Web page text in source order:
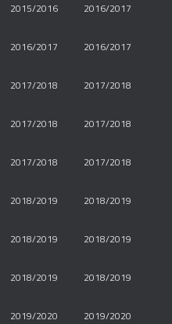
2015/2016 2016/2017
2016/2017 2016/2017
2017/2018 2017/2018
2017/2018 2017/2018
2017/2018 2017/2018
2018/2019 2018/2019
2018/2019 2018/2019
2018/2019 2018/2019
2019/2020 2019/2020